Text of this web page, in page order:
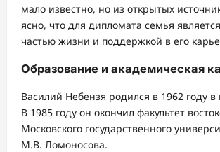
мало известно, но из открытых
ясно, что для дипломата семья
частью жизни и поддержкой в его
Образование и академическая
Василий Небензя родился в 1962 году в
В 1985 году он окончил факультет
Московского государственного
М.В. Ломоносова.